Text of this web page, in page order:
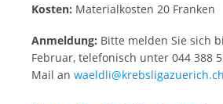
Kosten: Materialkosten 20 Franken
Anmeldung: Bitte melden Sie sich
Februar, telefonisch unter 044 388
Mail an